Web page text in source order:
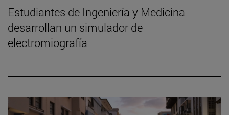
Estudiantes de Ingeniería y Medicina
desarrollan un simulador de
electromiografía